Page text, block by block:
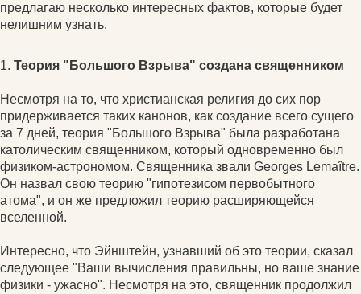
предлагаю несколько интересных фактов, которые будет
нелишним узнать.
1. Теория "Большого Взрыва" создана священником
Несмотря на то, что христианская религия до сих пор
придерживается таких канонов, как создание всего сущего
за 7 дней, теория "Большого Взрыва" была разработана
католическим священником, который одновременно был
физиком-астрономом. Священника звали Georges Lemaître.
Он назвал свою теорию "гипотезисом первобытного
атома", и он же предложил теорию расширяющейся
вселенной.
Интересно, что Эйнштейн, узнавший об это теории, сказал
следующее "Ваши вычисления правильны, но ваше знание
физики - ужасно". Несмотря на это, священник продолжил